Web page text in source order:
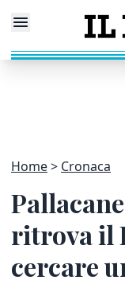
Home Cronaca
ritrova il
cercare